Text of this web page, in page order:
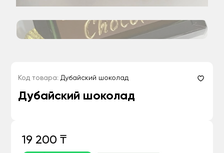
Код товара: Дубайский шоколад
Дубайский шоколад
19 200 ₸